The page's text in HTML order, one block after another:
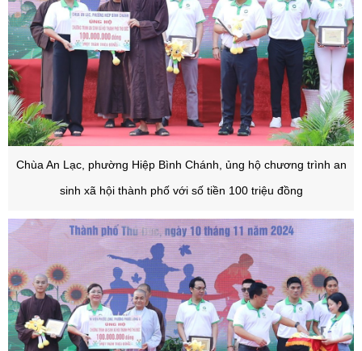
Chùa An Lạc, phường Hiệp Bình Chánh, ủng hộ chương trình an
sinh xã hội thành phố với số tiền 100 triệu đồng